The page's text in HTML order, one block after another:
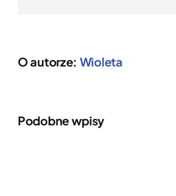
O autorze: Wioleta
Podobne wpisy